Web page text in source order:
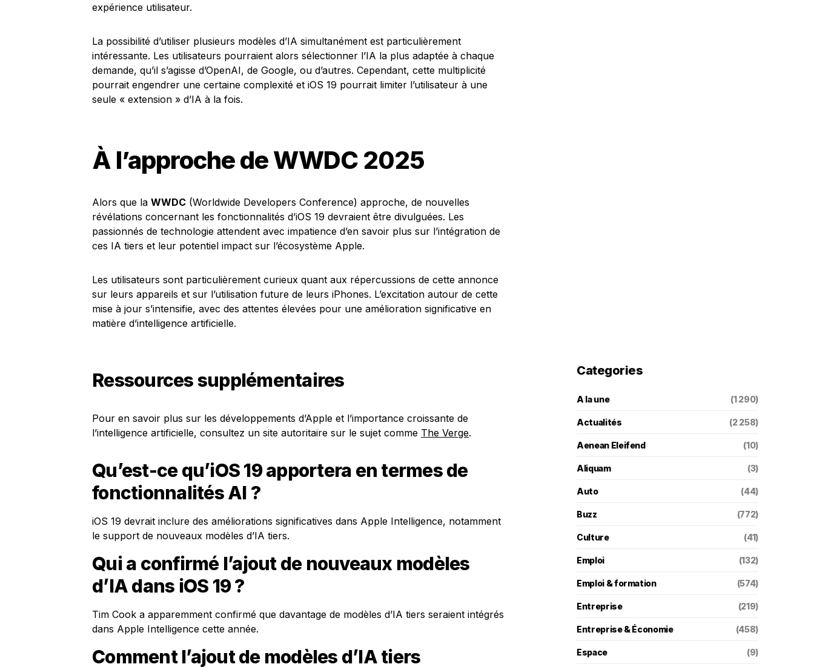
expérience utilisateur.
La possibilité d’utiliser plusieurs modèles d’IA simultanément est particulièrement
intéressante. Les utilisateurs pourraient alors sélectionner l’IA la plus adaptée à chaque
demande, qu’il s’agisse d’OpenAI, de Google, ou d’autres. Cependant, cette multiplicité
pourrait engendrer une certaine complexité et iOS 19 pourrait limiter l’utilisateur à une
seule « extension » d’IA à la fois.
À l’approche de WWDC 2025
Alors que la WWDC (Worldwide Developers Conference) approche, de nouvelles
révélations concernant les fonctionnalités d’iOS 19 devraient être divulguées. Les
passionnés de technologie attendent avec impatience d’en savoir plus sur l’intégration de
ces IA tiers et leur potentiel impact sur l’écosystème Apple.
Les utilisateurs sont particulièrement curieux quant aux répercussions de cette annonce
sur leurs appareils et sur l’utilisation future de leurs iPhones. L’excitation autour de cette
mise à jour s’intensifie, avec des attentes élevées pour une amélioration significative en
matière d’intelligence artificielle.
Ressources supplémentaires
Pour en savoir plus sur les développements d’Apple et l’importance croissante de
l’intelligence artificielle, consultez un site autoritaire sur le sujet comme The Verge.
Qu’est-ce qu’iOS 19 apportera en termes de
fonctionnalités AI ?
iOS 19 devrait inclure des améliorations significatives dans Apple Intelligence, notamment
le support de nouveaux modèles d’IA tiers.
Qui a confirmé l’ajout de nouveaux modèles
d’IA dans iOS 19 ?
Tim Cook a apparemment confirmé que davantage de modèles d’IA tiers seraient intégrés
dans Apple Intelligence cette année.
Comment l’ajout de modèles d’IA tiers
Categories
A la une (1 290)
Actualités (2 258)
Aenean Eleifend (10)
Aliquam (3)
Auto (44)
Buzz (772)
Culture (41)
Emploi (132)
Emploi & formation (574)
Entreprise (219)
Entreprise & Économie (458)
Espace (9)